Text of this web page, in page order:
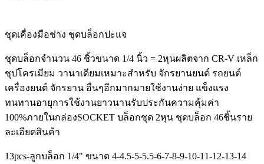
ชุดเคื่องมือช่าง ชุดบล็อกปะแจ
ชุดบล็อกจำนวน 46 ชิ้วขนาด 1/4 นิ้ว = 2หุนผลิตจาก CR-V เหล็ก
ชุปโครเมียม วานาเดียมเหมาะสำหรับ จักรยานยนต์ รถยนต์
เครื่องยนต์ จักรยาน อื่นๆอีกมากมายใช้งานง่าย แข็งแรง
ทนทานอายุการใช้งานยาวนานรับประกันความคุ้มค่า
100%ภายในกล่องSOCKET บล็อกชุด 2หุน ชุดบล็อก 46ชิ้นราย
ละเอียดสินค้า
13pcs-ลูกบล็อก 1/4" ขนาด 4-4.5-5-5.5-6-7-8-9-10-11-12-13-14